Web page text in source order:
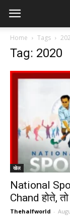
Home Tags
Tag: 2020
खेल
National
Chand होते,
Thehalfworld -